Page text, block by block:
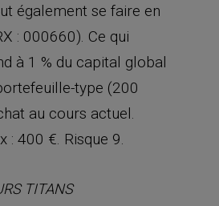
également se faire en
: 000660). Ce qui
à 1 % du capital global
type (200
au cours actuel.
: 400 €. Risque 9.
TITANS